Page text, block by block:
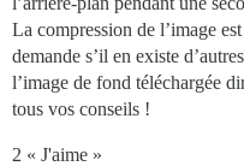
La compression de l’image
demande s’il en existe
l’image de fond téléchargée
tous vos conseils !
2 « J'aime »